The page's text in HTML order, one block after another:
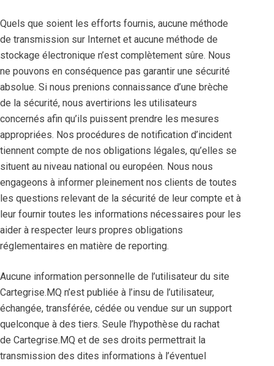
Quels que soient les efforts fournis, aucune méthode
de transmission sur Internet et aucune méthode de
stockage électronique n’est complètement sûre. Nous
ne pouvons en conséquence pas garantir une sécurité
absolue. Si nous prenions connaissance d’une brèche
de la sécurité, nous avertirions les utilisateurs
concernés afin qu’ils puissent prendre les mesures
appropriées. Nos procédures de notification d’incident
tiennent compte de nos obligations légales, qu’elles se
situent au niveau national ou européen. Nous nous
engageons à informer pleinement nos clients de toutes
les questions relevant de la sécurité de leur compte et à
leur fournir toutes les informations nécessaires pour les
aider à respecter leurs propres obligations
réglementaires en matière de reporting.
Aucune information personnelle de l’utilisateur du site
Cartegrise.MQ n’est publiée à l’insu de l’utilisateur,
échangée, transférée, cédée ou vendue sur un support
quelconque à des tiers. Seule l’hypothèse du rachat
de Cartegrise.MQ et de ses droits permettrait la
transmission des dites informations à l’éventuel